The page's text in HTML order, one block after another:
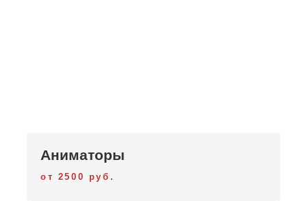
Аниматоры
от 2500 руб.